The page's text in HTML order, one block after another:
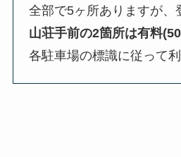
全部で5ヶ所ありますが、
山荘手前の2箇所は有料
各駐車場の標識に従って